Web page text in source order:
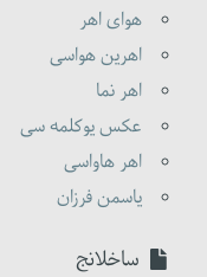
هوای اهر
اهرین هواسی
اهر نما
عکس یوکلمه سی
اهر هاواسی
یاسمن فرزان
ساخلانج